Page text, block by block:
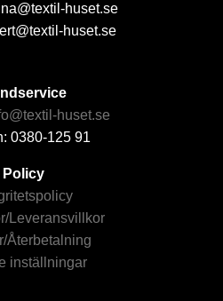
huset.se
huset.se
huset.se
0380-125 91
Policy
Leveransvillkor
Återbetalning
inställningar